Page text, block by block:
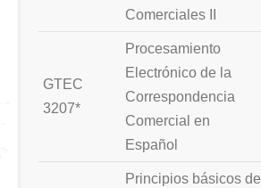
Comerciales II
GTEC
3207*
Procesamiento
Electrónico de la
Correspondencia
Comercial en
Español
Principios básicos de